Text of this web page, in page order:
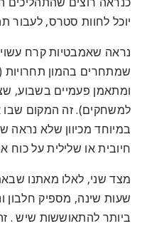
יוכל לחוות סטרס, לעבור
נראה שאמבטיות קרח
שמתחרים בהמון
ומתאמן פעמיים בשבוע,
למשחקים). זה המקום שבו
במיוחד מכיוון שלא
חיובית או שלילית על כוח
שעות שינה, מספיק חלבון
ביותר להתאוששות שיש .